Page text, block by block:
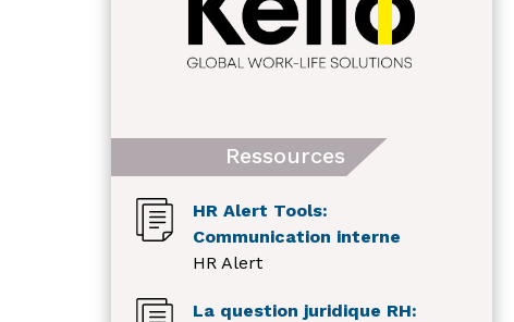
Ressources
HR Alert Tools:
Communication interne
HR Alert
La question juridique RH: